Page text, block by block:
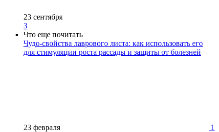
23 сентября
3
Что еще почитать
Чудо-свойства лаврового листа: как использовать его
для стимуляции роста рассады и защиты от болезней
23 февраля 1